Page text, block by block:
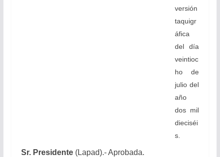
versión
taquigr
áfica
del día
veintioc
ho de
julio del
año
dos mil
dieciséi
s.
Sr. Presidente(Lapad).- Aprobada.